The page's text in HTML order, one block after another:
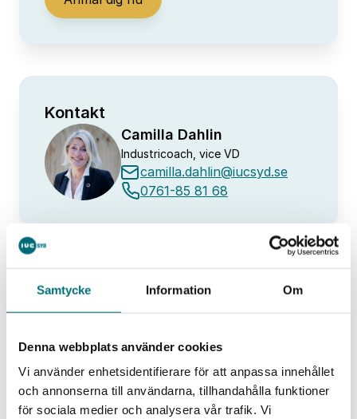
Samtycke Information Om
Denna webbplats använder cookies
Vi använder enhetsidentifierare för att anpassa innehållet
och annonserna till användarna, tillhandahålla funktioner
för sociala medier och analysera vår trafik. Vi
Kontakt
Camilla Dahlin
Industricoach, vice VD
camilla.dahlin@iucsyd.se
0761-85 81 68
Hem Event
förbättringarna som optimerar er